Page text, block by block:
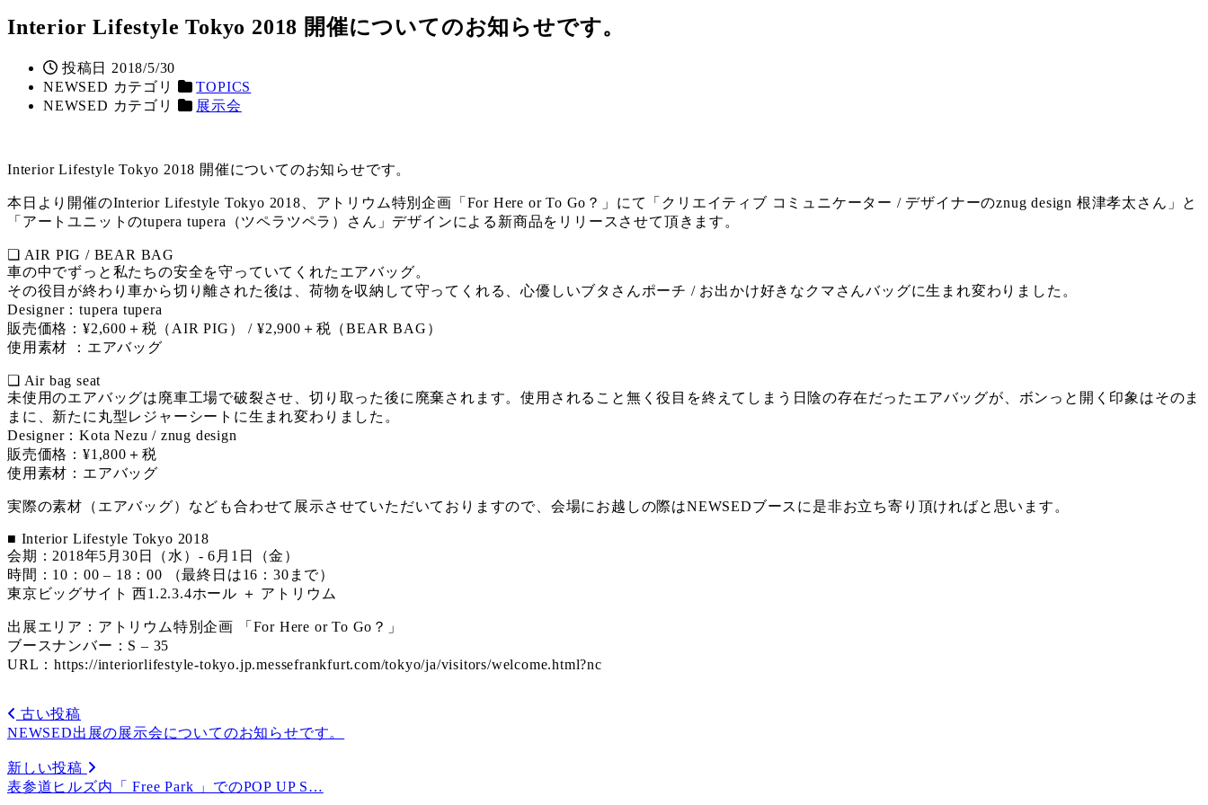
Interior Lifestyle Tokyo 2018 開催についてのお知らせです。
投稿日
2018/5/30
NEWSED カテゴリ
TOPICS
NEWSED カテゴリ
展示会
Interior Lifestyle Tokyo 2018 開催についてのお知らせです。
本日より開催のInterior Lifestyle Tokyo 2018、アトリウム特別企画「For Here or To Go？」にて「クリエイティブ コミュニケーター / デザイナーのznug design 根津孝太さん」と
「アートユニットのtupera tupera（ツペラツペラ）さん」デザインによる新商品をリリースさせて頂きます。
❏ AIR PIG / BEAR BAG
車の中でずっと私たちの安全を守っていてくれたエアバッグ。
その役目が終わり車から切り離された後は、荷物を収納して守ってくれる、心優しいブタさんポーチ / お出かけ好きなクマさんバッグに生まれ変わりました。
Designer：tupera tupera
販売価格：¥2,600＋税（AIR PIG） / ¥2,900＋税（BEAR BAG）
使用素材 ：エアバッグ
❏ Air bag seat
未使用のエアバッグは廃車工場で破裂させ、切り取った後に廃棄されます。使用されること無く役目を終えてしまう日陰の存在だったエアバッグが、ボンっと開く印象はそのま
まに、新たに丸型レジャーシートに生まれ変わりました。
Designer：Kota Nezu / znug design
販売価格：¥1,800＋税
使用素材：エアバッグ
実際の素材（エアバッグ）なども合わせて展示させていただいておりますので、会場にお越しの際はNEWSEDブースに是非お立ち寄り頂ければと思います。
■ Interior Lifestyle Tokyo 2018
会期：2018年5月30日（水）- 6月1日（金）
時間：10：00 – 18：00 （最終日は16：30まで）
東京ビッグサイト 西1.2.3.4ホール ＋ アトリウム
出展エリア：アトリウム特別企画 「For Here or To Go？」
ブースナンバー：S – 35
URL：https://interiorlifestyle-tokyo.jp.messefrankfurt.com/tokyo/ja/visitors/welcome.html?nc
古い投稿
NEWSED出展の展示会についてのお知らせです。
新しい投稿
表参道ヒルズ内「 Free Park 」でのPOP UP S…